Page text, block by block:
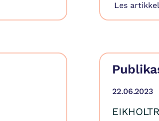
Les artikkel
22.06.2023